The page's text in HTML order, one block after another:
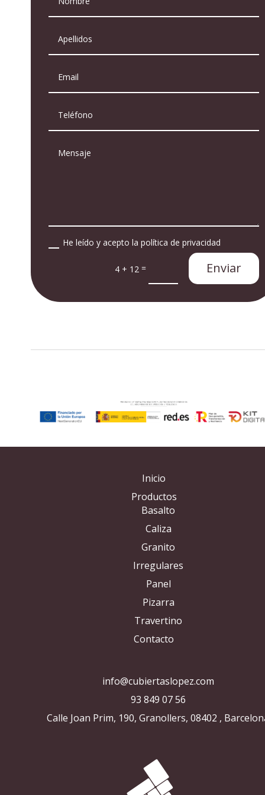
He leído y acepto la política de privacidad
4 + 12 = Enviar
Inicio
Productos
Basalto
Caliza
Granito
Irregulares
Panel
Pizarra
Travertino
Contacto
info@cubiertaslopez.com
93 849 07 56
Calle Joan Prim, 190, Granollers, 08402 ,